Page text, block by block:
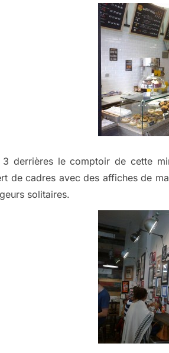
3 derrières le comptoir de cette
de cadres avec des affiches de
solitaires.